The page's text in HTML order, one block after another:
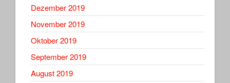
Dezember 2019
November 2019
Oktober 2019
September 2019
August 2019